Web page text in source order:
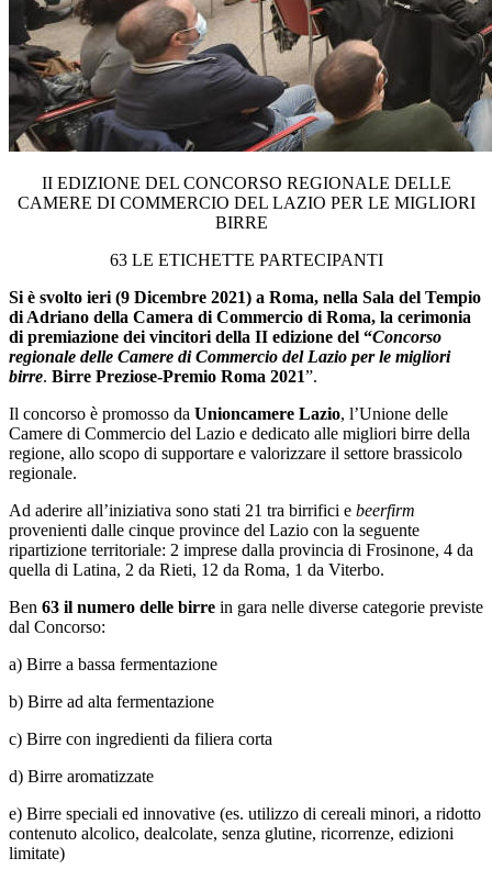
II EDIZIONE DEL CONCORSO REGIONALE DELLE
CAMERE DI COMMERCIO DEL LAZIO PER LE MIGLIORI
BIRRE
63 LE ETICHETTE PARTECIPANTI
Si è svolto ieri (9 Dicembre 2021) a Roma, nella Sala del Tempio
di Adriano della Camera di Commercio di Roma, la cerimonia
di premiazione dei vincitori della II edizione del “Concorso
regionale delle Camere di Commercio del Lazio per le migliori
birre. Birre Preziose-Premio Roma 2021”.
Il concorso è promosso da Unioncamere Lazio, l’Unione delle
Camere di Commercio del Lazio e dedicato alle migliori birre della
regione, allo scopo di supportare e valorizzare il settore brassicolo
regionale.
Ad aderire all’iniziativa sono stati 21 tra birrifici e beerfirm
provenienti dalle cinque province del Lazio con la seguente
ripartizione territoriale: 2 imprese dalla provincia di Frosinone, 4 da
quella di Latina, 2 da Rieti, 12 da Roma, 1 da Viterbo.
Ben 63 il numero delle birre in gara nelle diverse categorie previste
dal Concorso:
a) Birre a bassa fermentazione
b) Birre ad alta fermentazione
c) Birre con ingredienti da filiera corta
d) Birre aromatizzate
e) Birre speciali ed innovative (es. utilizzo di cereali minori, a ridotto
contenuto alcolico, dealcolate, senza glutine, ricorrenze, edizioni
limitate)